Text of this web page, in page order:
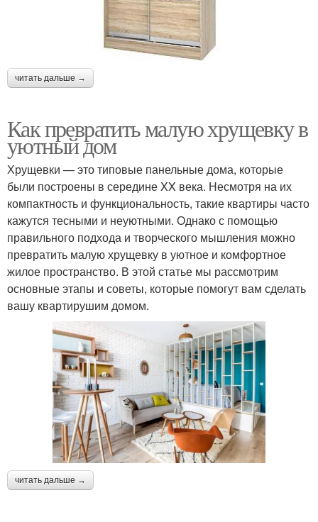
читать дальше →
Как превратить малую хрущевку в
уютный дом
Хрущевки — это типовые панельные дома, которые
были построены в середине XX века. Несмотря на их
компактность и функциональность, такие квартиры часто
кажутся тесными и неуютными. Однако с помощью
правильного подхода и творческого мышления можно
превратить малую хрущевку в уютное и комфортное
жилое пространство. В этой статье мы рассмотрим
основные этапы и советы, которые помогут вам сделать
вашу квартирушим домом.
читать дальше →